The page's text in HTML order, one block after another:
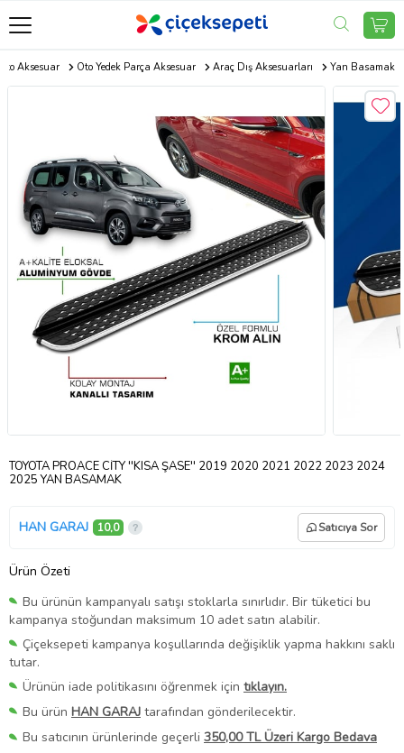
Aksesuar Oto Yedek Parça Aksesuar Araç Dış Aksesuarları Yan Basamak
TOYOTA PROACE CİTY ''KISA ŞASE'' 2019 2020 2021 2022 2023 2024
2025 YAN BASAMAK
HAN GARAJ 10,0 Satıcıya Sor
Ürün Özeti
Bu ürünün kampanyalı satışı stoklarla sınırlıdır. Bir tüketici bu
kampanya stoğundan maksimum 10 adet satın alabilir.
Çiçeksepeti kampanya koşullarında değişiklik yapma hakkını saklı
tutar.
Ürünün iade politikasını öğrenmek için tıklayın.
Bu ürün HAN GARAJ tarafından gönderilecektir.
Bu satıcının ürünlerinde geçerli 350,00 TL Üzeri Kargo Bedava